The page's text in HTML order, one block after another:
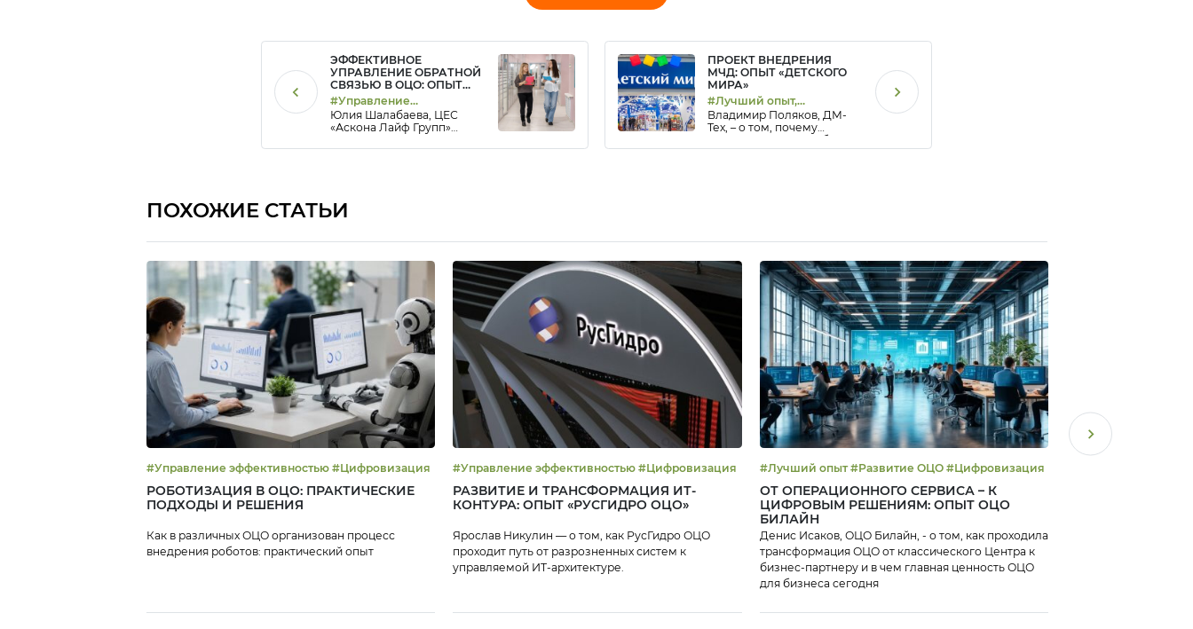
ЭФФЕКТИВНОЕ
УПРАВЛЕНИЕ ОБРАТНОЙ
СВЯЗЬЮ В ОЦО: ОПЫТ
ЦЕС АЛГ
#Управление
эффективностью,
#Цифровизация
Юлия Шалабаева, ЦЕС
«Аскона Лайф Групп»
организован процесс
ПРОЕКТ ВНЕДРЕНИЯ
МЧД: ОПЫТ «ДЕТСКОГО
МИРА»
#Лучший опыт,
#Цифровизация, #ЭДО
Владимир Поляков, ДМ-
Тех, – о том, почему
разъяснительная работа с
контрагентами и
ПОХОЖИЕ СТАТЬИ
#Управление эффективностью #Цифровизация
РОБОТИЗАЦИЯ В ОЦО: ПРАКТИЧЕСКИЕ
ПОДХОДЫ И РЕШЕНИЯ
Как в различных ОЦО организован процесс
внедрения роботов: практический опыт
#Управление эффективностью #Цифровизация
РАЗВИТИЕ И ТРАНСФОРМАЦИЯ ИТ-
КОНТУРА: ОПЫТ «РУСГИДРО ОЦО»
Ярослав Никулин — о том, как РусГидро ОЦО
проходит путь от разрозненных систем к
управляемой ИТ-архитектуре.
#Лучший опыт #Развитие ОЦО #Цифровизация
ОТ ОПЕРАЦИОННОГО СЕРВИСА – К
ЦИФРОВЫМ РЕШЕНИЯМ: ОПЫТ ОЦО
БИЛАЙН
Денис Исаков, ОЦО Билайн, - о том, как проходила
трансформация ОЦО от классического Центра к
бизнес-партнеру и в чем главная ценность ОЦО
для бизнеса сегодня